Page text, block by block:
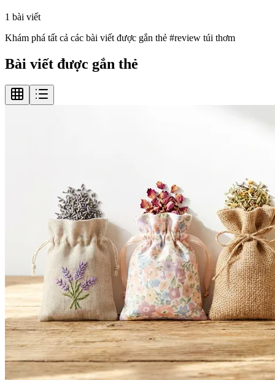
1 bài viết
Khám phá tất cả các bài viết được gắn thẻ #review túi thơm
Bài viết được gắn thẻ